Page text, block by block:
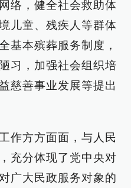
络，健全社会救助体
儿童、残疾人等群体
基本殡葬服务制度，
习，加强社会组织培
慈善事业发展等提出
作方方面面，与人民
充分体现了党中央对
广大民政服务对象的